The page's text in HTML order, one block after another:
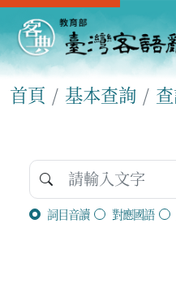
首頁 基本查詢
詞目音讀 對應國語